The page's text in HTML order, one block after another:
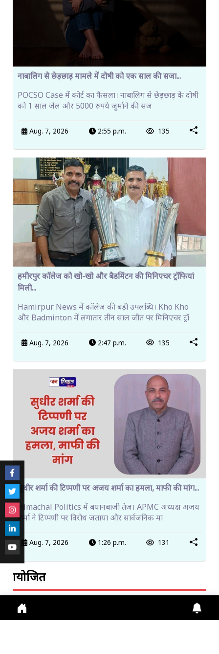
नाबालिग से छेड़छाड़ मामले में दोषी को एक साल की सजा...
POCSO Case में कोर्ट का फैसला। नाबालिग से छेड़छाड़ के दोषी
को 1 साल जेल और 5000 रुपये जुर्माने की सज
Aug. 7, 2026 2:55 p.m. 135
हमीरपुर कॉलेज को खो-खो और बैडमिंटन की मिनिएचर ट्रॉफियां
मिली...
Hamirpur News में कॉलेज की बड़ी उपलब्धि। Kho Kho
और Badminton में लगातार तीन साल जीत पर मिनिएचर ट्रॉ
Aug. 7, 2026 2:47 p.m. 135
सुधीर शर्मा की टिप्पणी पर अजय शर्मा का हमला, माफी की मांग...
Himachal Politics में बयानबाजी तेज। APMC अध्यक्ष अजय
शर्मा ने टिप्पणी पर विरोध जताया और सार्वजनिक मा
Aug. 7, 2026 1:26 p.m. 131
प्रायोजित
ट्रेंडिंग खबरें